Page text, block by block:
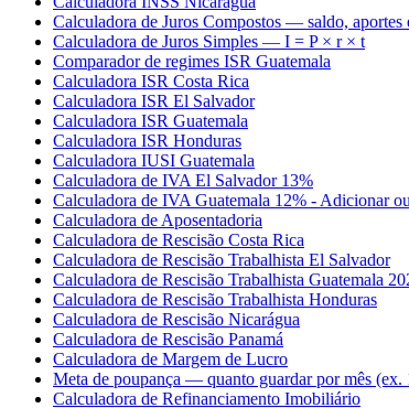
Calculadora de Juros Compostos — saldo, aportes
Calculadora de Juros Simples — I = P × r × t
Comparador de regimes ISR Guatemala
Calculadora ISR Costa Rica
Calculadora ISR El Salvador
Calculadora ISR Guatemala
Calculadora ISR Honduras
Calculadora IUSI Guatemala
Calculadora de IVA El Salvador 13%
Calculadora de IVA Guatemala 12% - Adicionar
Calculadora de Aposentadoria
Calculadora de Rescisão Costa Rica
Calculadora de Rescisão Trabalhista El Salvador
Calculadora de Rescisão Trabalhista Guatemala
Calculadora de Rescisão Trabalhista Honduras
Calculadora de Rescisão Nicarágua
Calculadora de Rescisão Panamá
Calculadora de Margem de Lucro
Meta de poupança — quanto guardar por mês
Calculadora de Refinanciamento Imobiliário